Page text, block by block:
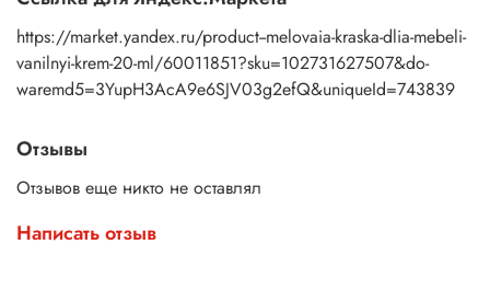
https://market.yandex.ru/product--melovaia-kraska-dlia-mebeli-
vanilnyi-krem-20-ml/60011851?sku=102731627507&do-
waremd5=3YupH3AcA9e6SJV03g2efQ&uniqueId=743839
Отзывы
Отзывов еще никто не оставлял
Написать отзыв